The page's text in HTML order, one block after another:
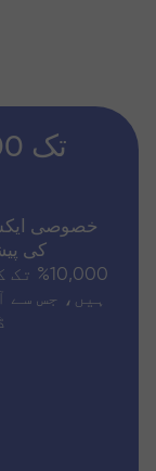
ہیں، جس